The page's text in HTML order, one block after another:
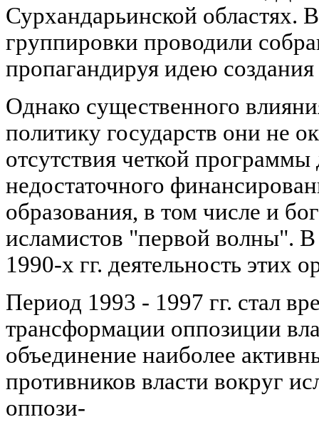
Сурхандарьинской областях.
группировки проводили
пропагандируя идею создания
Однако существенного
политику государств они не
отсутствия четкой программы
недостаточного
образования, в том числе и
исламистов "первой волны". В
1990-х гг. деятельность этих
Период 1993 - 1997 гг. стал
трансформации оппозиции
объединение наиболее
противников власти вокруг
оппози-